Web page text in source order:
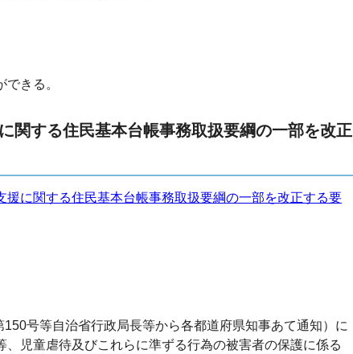
きる。
関する住民基本台帳事務取扱要綱の一部を改正
に関する住民基本台帳事務取扱要綱の一部を改正する要
号等自治省行政局長等から各都道府県知事あて通知）に
児童虐待及びこれらに準ずる行為の被害者の保護に係る